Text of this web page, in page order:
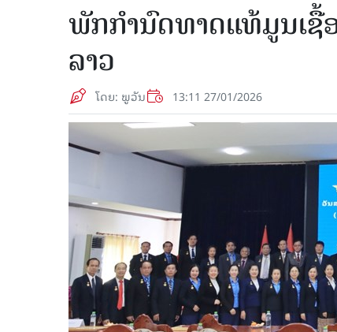
ພັກກໍານົດທາດແທ້ມູນເຊື້
ລາວ
ໂດຍ: ພູວັນ 13:11 27/01/2026